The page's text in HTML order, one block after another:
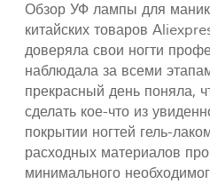
Обзор УФ лампы для
китайских товаров
доверяла свои ногти
наблюдала за всеми
прекрасный день поняла,
сделать кое-что из
покрытии ногтей гель-
расходных материалов
минимального